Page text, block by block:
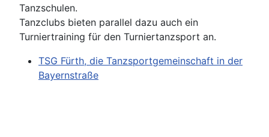
Tanzschulen.
Tanzclubs bieten parallel dazu auch ein
Turniertraining für den Turniertanzsport an.
TSG Fürth, die Tanzsportgemeinschaft in der
Bayernstraße